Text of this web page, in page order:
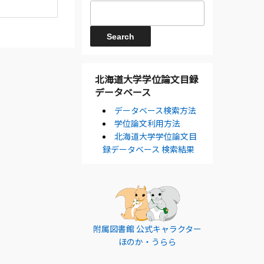
北海道大学学位論文目録
データベース
データベース検索方法
学位論文利用方法
北海道大学学位論文目
録データベース 検索結果
附属図書館 公式キャラクター
ほのか・うらら